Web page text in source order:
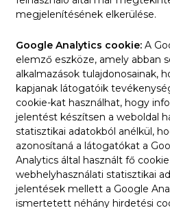
megjelenítésének elkerülése.
Google Analytics cookie: A
elemző eszköze, amely abban
alkalmazások tulajdonosainak,
kapjanak látogatóik
cookie-kat használhat, hogy
jelentést készítsen a weboldal
statisztikai adatokból anélkül,
azonosítaná a látogatókat a
Analytics által használt fő cookie
webhelyhasználati statisztikai
jelentések mellett a Google
ismertetett néhány hirdetési